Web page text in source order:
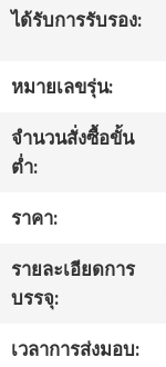
กับ
ทัวร์
ควบคุม
คุณภาพ
ได้รับการรับรอง:
หมายเลขรุ่น:
จำนวนสั่งซื้อขั้น
ต่ำ:
ราคา:
รายละเอียดการ
บรรจุ:
เวลาการส่งมอบ: